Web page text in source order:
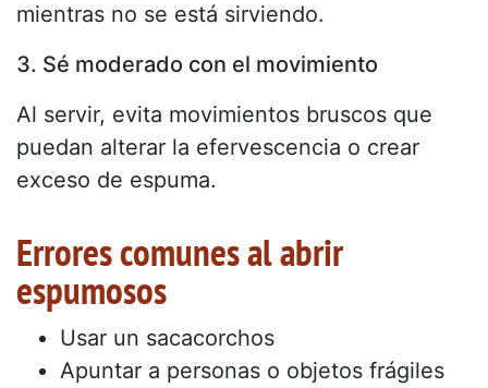
mientras no se está sirviendo.
3. Sé moderado con el movimiento
Al servir, evita movimientos bruscos que
puedan alterar la efervescencia o crear
exceso de espuma.
Errores comunes al abrir
espumosos
Usar un sacacorchos
Apuntar a personas o objetos frágiles